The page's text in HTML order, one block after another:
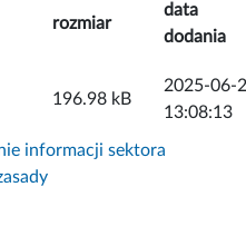
rozmiar
data
dodania
196.98 kB
2025-06-
13:08:13
informacji sektora